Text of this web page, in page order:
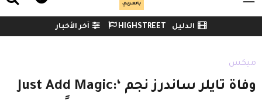
Watch menu الدليل HIGHSTREET آخر الأخبار
ميكس
وفاة تايلر ساندرز نجم ‘Just Add Magic: